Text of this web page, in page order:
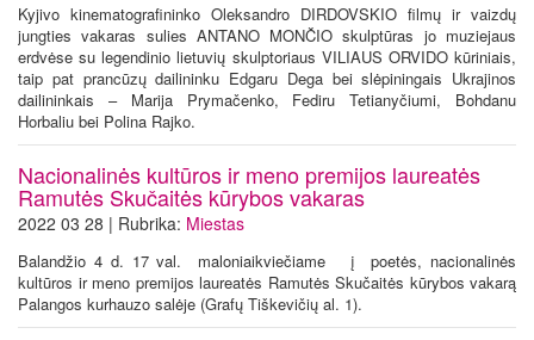
Kyjivo kinematografininko Oleksandro DIRDOVSKIO filmų ir vaizdų
jungties vakaras sulies ANTANO MONČIO skulptūras jo muziejaus
erdvėse su legendinio lietuvių skulptoriaus VILIAUS ORVIDO kūriniais,
taip pat prancūzų dailininku Edgaru Dega bei slėpiningais Ukrajinos
dailininkais – Marija Prymačenko, Fediru Tetianyčiumi, Bohdanu
Horbaliu bei Polina Rajko.
Nacionalinės kultūros ir meno premijos laureatės
Ramutės Skučaitės kūrybos vakaras
2022 03 28 | Rubrika: Miestas
Balandžio 4 d. 17 val. maloniaikviečiame į poetės, nacionalinės
kultūros ir meno premijos laureatės Ramutės Skučaitės kūrybos vakarą
Palangos kurhauzo salėje (Grafų Tiškevičių al. 1).